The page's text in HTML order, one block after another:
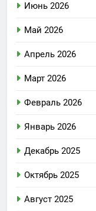
Июнь 2026
Май 2026
Апрель 2026
Март 2026
Февраль 2026
Январь 2026
Декабрь 2025
Октябрь 2025
Август 2025